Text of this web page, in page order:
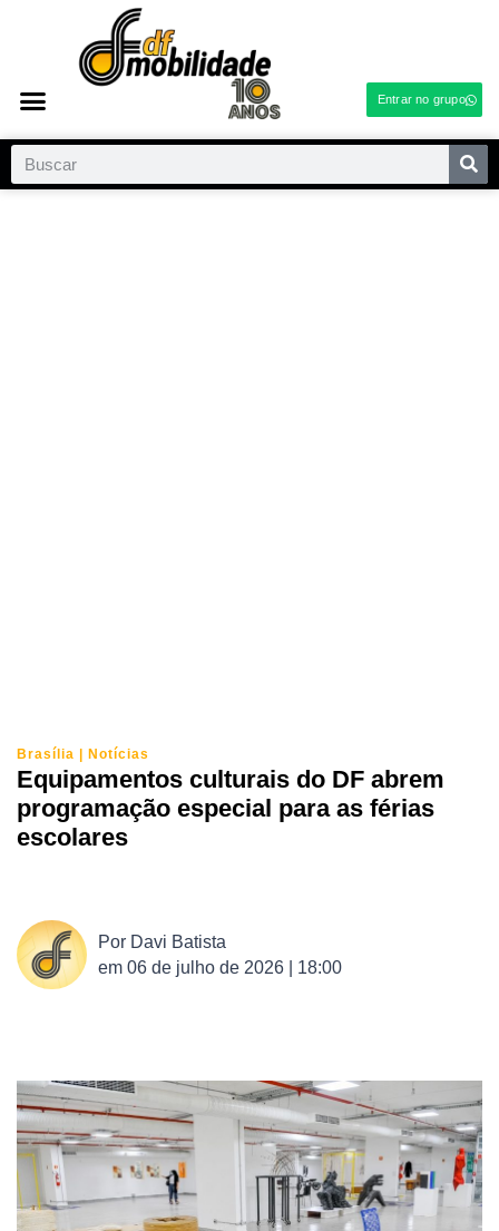
Entrar no grupo
Brasília | Notícias
Equipamentos culturais do DF abrem
programação especial para as férias
escolares
Por Davi Batista
em 06 de julho de 2026 | 18:00